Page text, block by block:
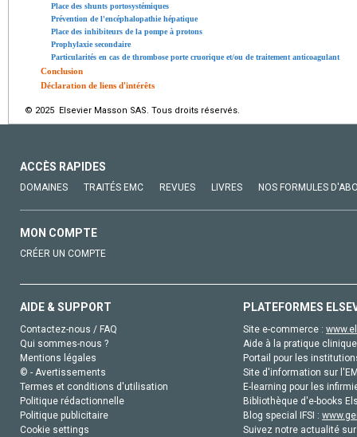
Place des shunts portosystémiques
Prévention de l'encéphalopathie hépatique
Place des inhibiteurs de la pompe à protons
Prophylaxie secondaire
Particularités en cas de thrombose porte cruorique et/ou de traitement anticoagulant
Conclusion
Déclaration de liens d'intérêts
© 2025 Elsevier Masson SAS. Tous droits réservés.
ACCÈS RAPIDES
DOMAINES TRAITÉS EMC REVUES LIVRES NOS FORMULES
MON COMPTE
CRÉER UN COMPTE
AIDE & SUPPORT
Contactez-nous / FAQ
Qui sommes-nous ?
Mentions légales
© - Avertissements
Termes et conditions d'utilisation
Politique rédactionnelle
Politique publicitaire
Cookie settings
PLATEFORMES
Site e-commerce :
Aide à la pratique
Portail pour les
Site d'information sur
E-learning pour les
Bibliothèque d'e-books
Blog special IFSI :
Suivez notre actualité